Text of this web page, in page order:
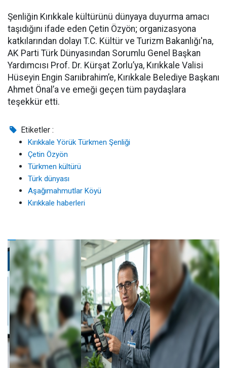
Şenliğin Kırıkkale kültürünü dünyaya duyurma amacı
taşıdığını ifade eden Çetin Özyön; organizasyona
katkılarından dolayı T.C. Kültür ve Turizm Bakanlığı'na,
AK Parti Türk Dünyasından Sorumlu Genel Başkan
Yardımcısı Prof. Dr. Kürşat Zorlu’ya, Kırıkkale Valisi
Hüseyin Engin Sarıibrahim’e, Kırıkkale Belediye Başkanı
Ahmet Önal’a ve emeği geçen tüm paydaşlara
teşekkür etti.
Etiketler :
Kırıkkale Yörük Türkmen Şenliği
Çetin Özyön
Türkmen kültürü
Türk dünyası
Aşağımahmutlar Köyü
Kırıkkale haberleri